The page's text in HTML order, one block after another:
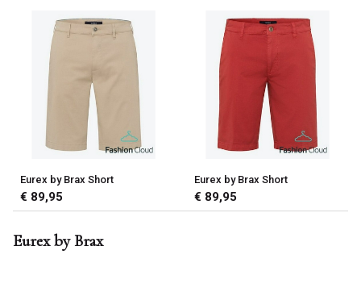
Eurex by Brax Short
€ 89,95
Eurex by Brax Short
€ 89,95
Eurex by Brax